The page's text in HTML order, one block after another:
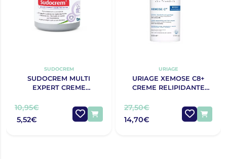
SUDOCREM
SUDOCREM MULTI
EXPERT CREME
10,95€
5,52€
URIAGE
URIAGE XEMOSE C8+
CREME RELIPIDANTE
27,50€
14,70€